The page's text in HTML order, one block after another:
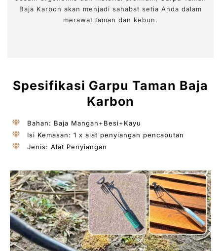
Baja Karbon akan menjadi sahabat setia Anda dalam
merawat taman dan kebun.
Spesifikasi Garpu Taman Baja
Karbon
Bahan: Baja Mangan+Besi+Kayu
Isi Kemasan: 1 x alat penyiangan pencabutan
Jenis: Alat Penyiangan